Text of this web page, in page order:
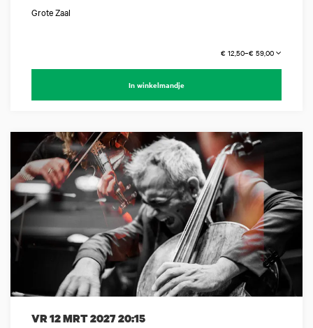
Grote Zaal
€ 12,50–€ 59,00
In winkelmandje
VR 12 MRT 202720:15